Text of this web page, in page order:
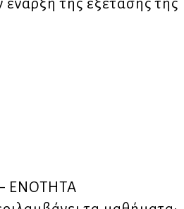
της εξέτασης της
ΕΝΟΤΗΤΑ